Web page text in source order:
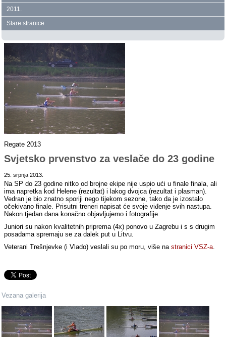
2011.
Stare stranice
Regate 2013
Svjetsko prvenstvo za veslače do 23 godine
25. srpnja 2013.
Na SP do 23 godine nitko od brojne ekipe nije uspio ući u finale finala, ali
ima napretka kod Helene (rezultat) i lakog dvojca (rezultat i plasman).
Vedran je bio znatno sporiji nego tijekom sezone, tako da je izostalo
očekivano finale. Prisutni treneri napisat će svoje viđenje svih nastupa.
Nakon tjedan dana konačno objavljujemo i fotografije.
Juniori su nakon kvalitetnih priprema (4x) ponovo u Zagrebu i s s drugim
posadama spremaju se za dalek put u Litvu.
Veterani Trešnjevke (i Vlado) veslali su po moru, više nastranici VSZ-a.
Vezana galerija